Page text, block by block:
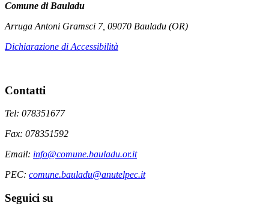
Comune di Bauladu
Arruga Antoni Gramsci 7, 09070 Bauladu (OR)
Dichiarazione di Accessibilità
Contatti
Tel: 078351677
Fax: 078351592
Email: info@comune.bauladu.or.it
PEC: comune.bauladu@anutelpec.it
Seguici su